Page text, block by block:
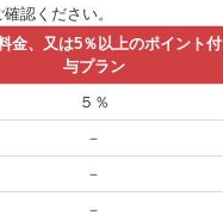
認ください。
金、又は5％以上のポイント付
与プラン
５％
－
－
－